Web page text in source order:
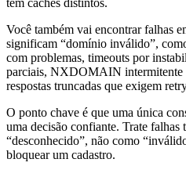
têm caches distintos.
Você também vai encontrar falhas
significam “domínio inválido”,
com problemas, timeouts por
parciais, NXDOMAIN intermitente
respostas truncadas que exigem
O ponto chave é que uma única
uma decisão confiante. Trate
“desconhecido”, não como
bloquear um cadastro.